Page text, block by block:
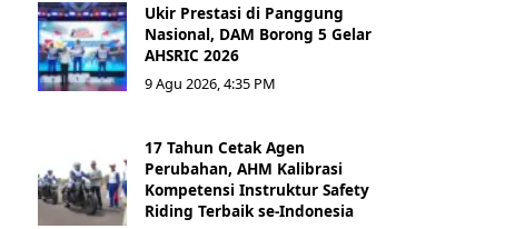
Ukir Prestasi di Panggung
Nasional, DAM Borong 5 Gelar
AHSRIC 2026
9 Agu 2026, 4:35 PM
17 Tahun Cetak Agen
Perubahan, AHM Kalibrasi
Kompetensi Instruktur Safety
Riding Terbaik se-Indonesia